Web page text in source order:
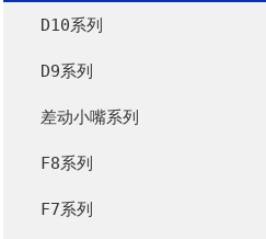
D10系列
D9系列
差动小嘴系列
F8系列
F7系列